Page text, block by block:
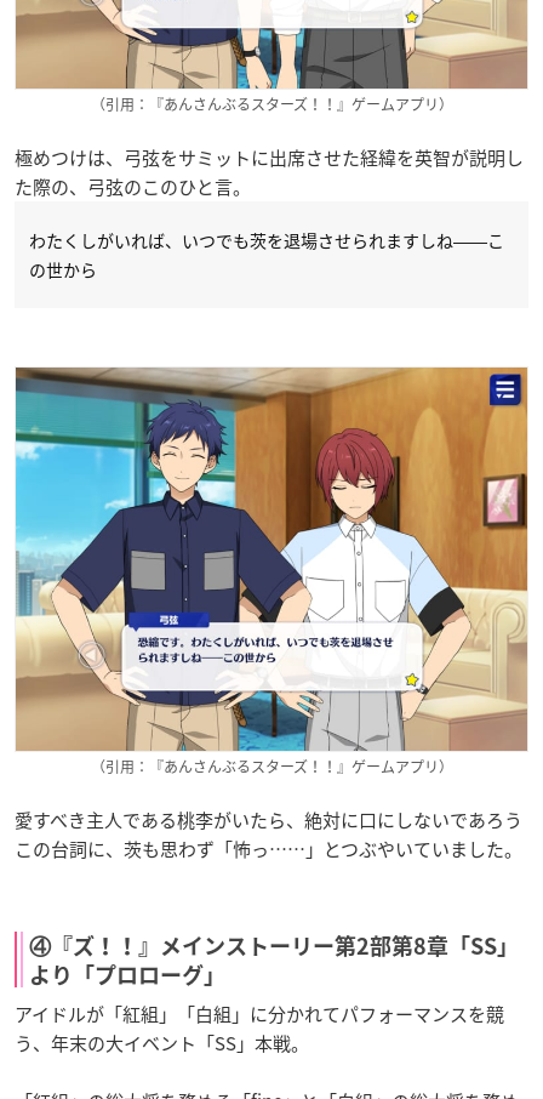
（引用：『あんさんぶるスターズ！！』ゲームアプリ）
極めつけは、弓弦をサミットに出席させた経緯を英智が説明し
た際の、弓弦のこのひと言。
わたくしがいれば、いつでも茨を退場させられますしね――こ
の世から
（引用：『あんさんぶるスターズ！！』ゲームアプリ）
愛すべき主人である桃李がいたら、絶対に口にしないであろう
この台詞に、茨も思わず「怖っ……」とつぶやいていました。
④『ズ！！』メインストーリー第2部第8章「SS」
より「プロローグ」
アイドルが「紅組」「白組」に分かれてパフォーマンスを競
う、年末の大イベント「SS」本戦。